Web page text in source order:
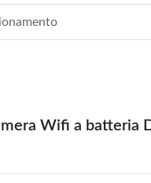
Wifi a batteria